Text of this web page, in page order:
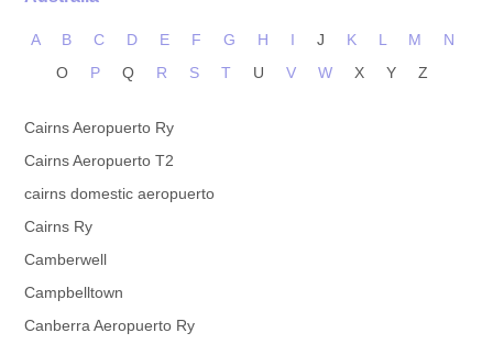
A B C D E F G H I J K L M
N
O
P Q R S T U V W X Y Z
Cairns Aeropuerto Ry
Cairns Aeropuerto T2
cairns domestic aeropuerto
Cairns Ry
Camberwell
Campbelltown
Canberra Aeropuerto Ry